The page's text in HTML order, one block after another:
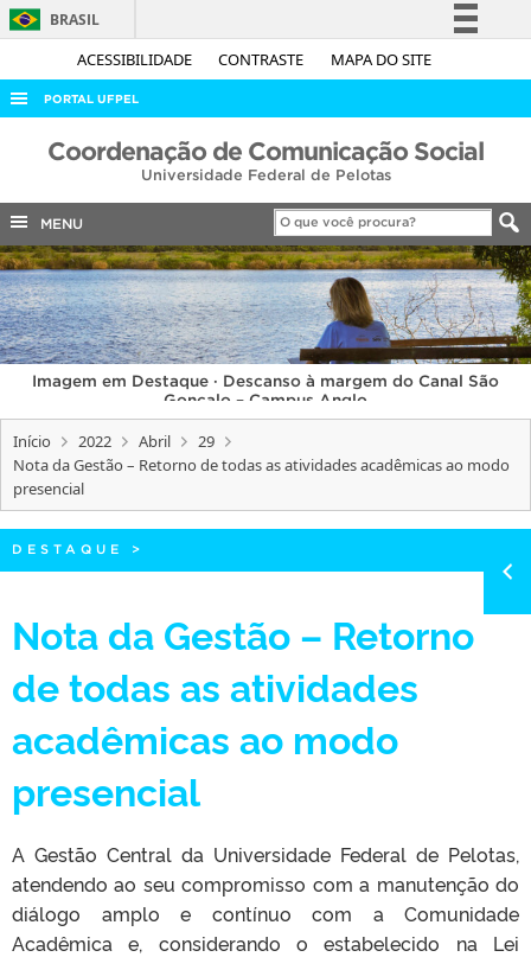
ACESSIBILIDADE CONTRASTE MAPA DO SITE
BRASIL
Simplifique!
Acesso à informação
Legislação
Canais
PORTAL UFPEL
ACESSO À INFORMAÇÃO
COBALTO
CONCURSOS
EDITAIS
INTERNACIONAL
OUVIDORIA
PORTARIAS
TELEFONES
Coordenação de Comunicação Social
Universidade Federal de Pelotas
MENU
Imagem em Destaque · Descanso à margem do Canal São
Gonçalo – Campus Anglo
Início 2022 Abril
29
Nota da Gestão – Retorno de todas as atividades acadêmicas ao modo
presencial
DESTAQUE >
Nota da Gestão – Retorno
de todas as atividades
acadêmicas ao modo
presencial
A Gestão Central da Universidade Federal de Pelotas,
atendendo ao seu compromisso com a manutenção do
diálogo amplo e contínuo com a Comunidade
Acadêmica e, considerando o estabelecido na Lei